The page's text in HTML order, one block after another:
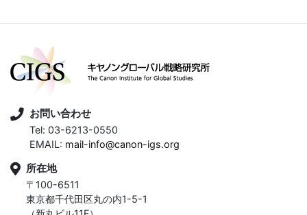
お問い合わせ
Tel: 03-6213-0550
EMAIL: mail-info@canon-igs.org
所在地
〒100-6511
東京都千代田区丸の内1-5-1